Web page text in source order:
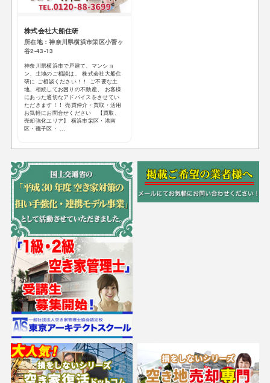
株式会社大船住研
所在地：神奈川県横浜市栄区小菅ヶ
谷2-43-13
神奈川県横浜市で戸建て、マンショ
ン、土地のご相談は、 株式会社大船住
研に ご相談ください！！ ご不要な土
地、相続してお困りの不動産、 お客様
にあった適切なアドバイスをさせてい
ただきます！！ 売買仲介・買取・活用
お気軽にお問合せください 【買取、
売却強化エリア】 横浜市栄区・港南
区・磯子区・ ...